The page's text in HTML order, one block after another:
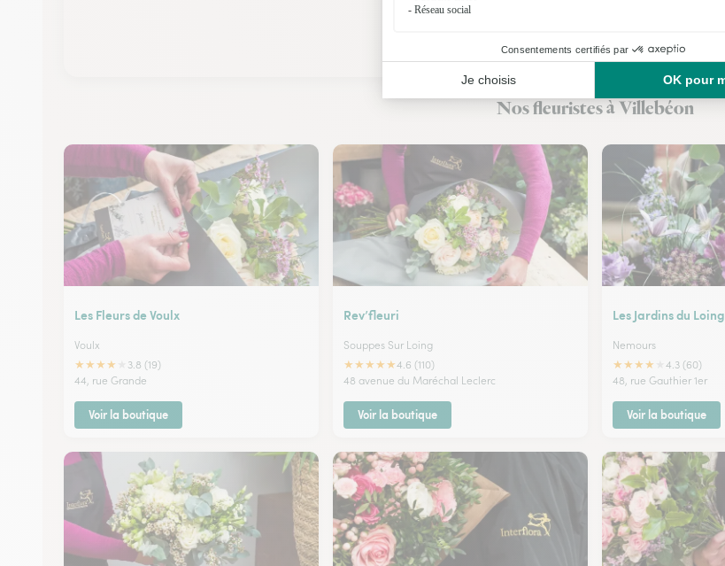
Nos fleuristes à Villebéon
Les Fleurs de Voulx
Voulx
★★★★
3.8 (19)
44, rue Grande
Voir la boutique
Rev’fleuri
Souppes Sur Loing
★★★★★4.6 (110)
48 avenue du Maréchal Leclerc
Voir la boutique
Les Jardins du Loing
Nemours
★★★★
4.3 (60)
48, rue Gauthier 1er
Voir la boutique